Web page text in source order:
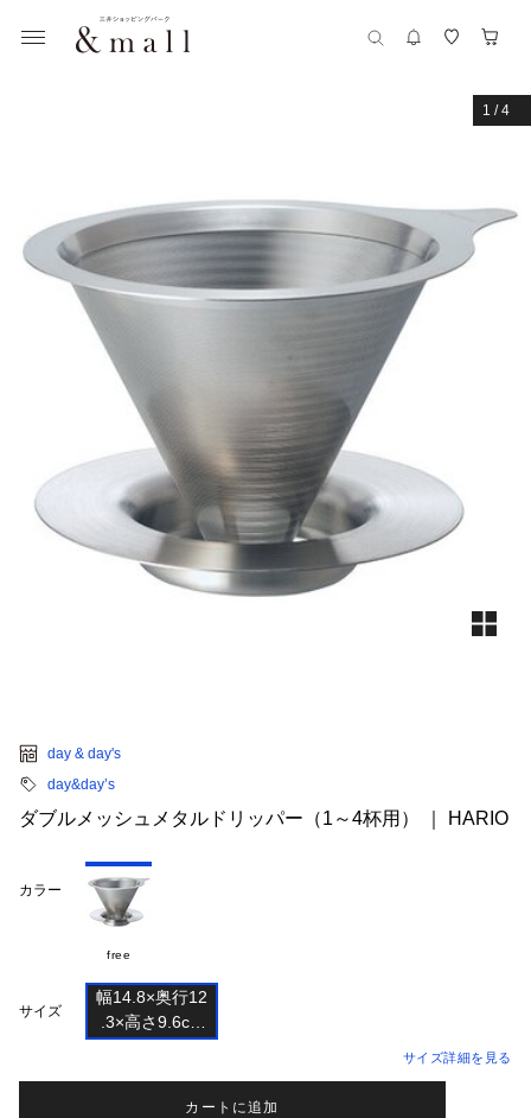
1 /4
day & day's
day&day’s
ダブルメッシュメタルドリッパー（1～4杯用） ｜ HARIO
カラー
free
サイズ
幅14.8×奥行12
.3×高さ9.6cm
サイズ詳細を見る
カートに追加